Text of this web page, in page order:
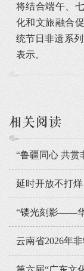
将结合端午、
化和文旅融合
统节日非遗系
表示。
相关阅读